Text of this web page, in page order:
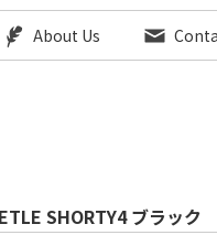
About Us
SHORTY4 ブラック